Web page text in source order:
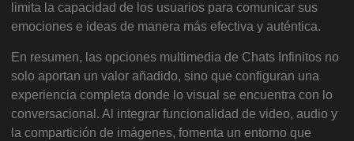
limita la capacidad de los usuarios para comunicar sus
emociones e ideas de manera más efectiva y auténtica.
En resumen, las opciones multimedia de Chats Infinitos no
solo aportan un valor añadido, sino que configuran una
experiencia completa donde lo visual se encuentra con lo
conversacional. Al integrar funcionalidad de video, audio y
la compartición de imágenes, fomenta un entorno que